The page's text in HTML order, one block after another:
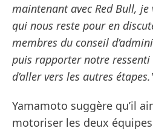
maintenant avec Red Bull,
qui nous reste pour en
membres du conseil
puis rapporter notre ressenti
d’aller vers les autres
Yamamoto suggère qu’il
motoriser les deux